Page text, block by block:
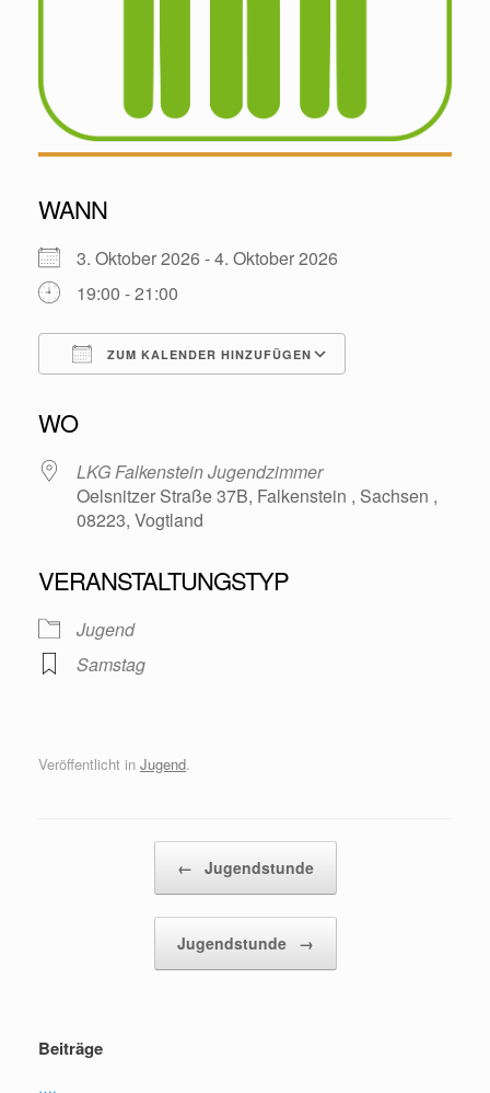
WANN
3. Oktober 2026 - 4. Oktober 2026
19:00 - 21:00
ZUM KALENDER HINZUFÜGEN
WO
LKG Falkenstein Jugendzimmer
Oelsnitzer Straße 37B, Falkenstein , Sachsen ,
08223, Vogtland
VERANSTALTUNGSTYP
Jugend
Samstag
Veröffentlicht in Jugend.
← Jugendstunde
Jugendstunde →
Beiträge
….